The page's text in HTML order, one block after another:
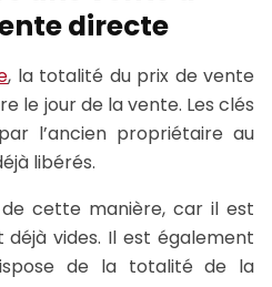
directe
, la totalité du prix de vente
le jour de la vente. Les clés
l’ancien propriétaire au
libérés.
cette manière, car il est
déjà vides. Il est également
de la totalité de la